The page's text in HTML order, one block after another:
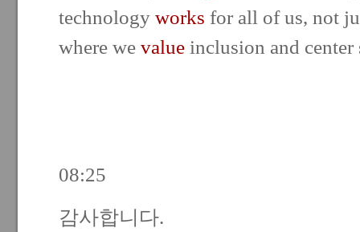
technology works for all of us, not
where we value inclusion and center
08:25
감사합니다.